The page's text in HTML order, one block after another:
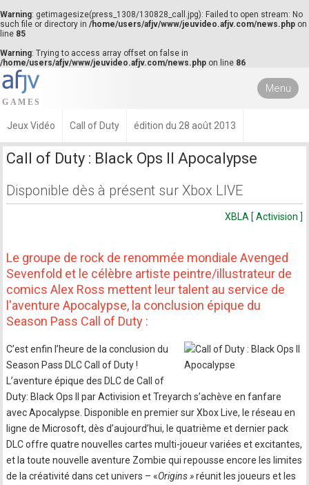
Warning: getimagesize(press_1308/130828_call.jpg): Failed to open stream: No
such file or directory in /home/users/afjv/www/jeuvideo.afjv.com/news.php on
line 85
Warning: Trying to access array offset on false in
/home/users/afjv/www/jeuvideo.afjv.com/news.php on line 86
Menu
Jeux Vidéo Call of Duty édition du 28 août 2013
Call of Duty : Black Ops II Apocalypse
Disponible dès à présent sur Xbox LIVE
XBLA [ Activision ]
Le groupe de rock de renommée mondiale Avenged
Sevenfold et le célèbre artiste peintre/illustrateur de
comics Alex Ross mettent leur talent au service de
l'aventure Apocalypse, la conclusion épique du
Season Pass Call of Duty :
C’est enfin l’heure de la conclusion du
Season Pass DLC Call of Duty !
L’aventure épique des DLC de Call of
Duty: Black Ops II par Activision et Treyarch s’achève en fanfare
avec Apocalypse. Disponible en premier sur Xbox Live, le réseau en
ligne de Microsoft, dès d’aujourd’hui, le quatrième et dernier pack
DLC offre quatre nouvelles cartes multi-joueur variées et excitantes,
et la toute nouvelle aventure Zombie qui repousse encore les limites
de la créativité dans cet univers – «Origins »réunit les joueurs et les